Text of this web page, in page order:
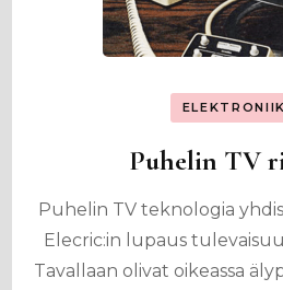
Puhelin TV
Puhelin TV teknologia
Elecric:in lupaus
Tavallaan olivat oikeassa